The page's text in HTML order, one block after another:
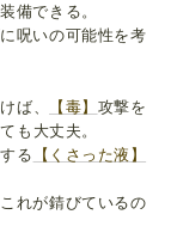
備できる。
呪いの可能性を考
ば、 【毒】 攻撃を
も大丈夫。
る
【くさった液】
れが錆びているの